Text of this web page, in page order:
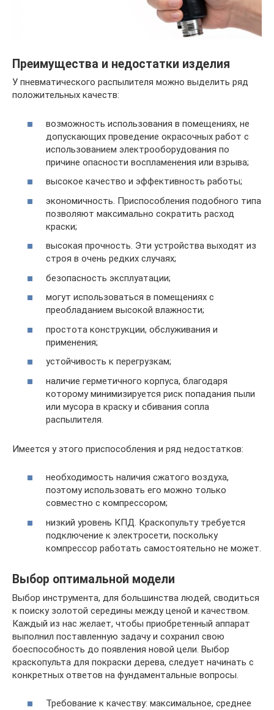
Преимущества и недостатки изделия
У пневматического распылителя можно выделить ряд
положительных качеств:
возможность использования в помещениях, не
допускающих проведение окрасочных работ с
использованием электрооборудования по
причине опасности воспламенения или взрыва;
высокое качество и эффективность работы;
экономичность. Приспособления подобного типа
позволяют максимально сократить расход
краски;
высокая прочность. Эти устройства выходят из
строя в очень редких случаях;
безопасность эксплуатации;
могут использоваться в помещениях с
преобладанием высокой влажности;
простота конструкции, обслуживания и
применения;
устойчивость к перегрузкам;
наличие герметичного корпуса, благодаря
которому минимизируется риск попадания пыли
или мусора в краску и сбивания сопла
распылителя.
Имеется у этого приспособления и ряд недостатков:
необходимость наличия сжатого воздуха,
поэтому использовать его можно только
совместно с компрессором;
низкий уровень КПД. Краскопульту требуется
подключение к электросети, поскольку
компрессор работать самостоятельно не может.
Выбор оптимальной модели
Выбор инструмента, для большинства людей, сводиться
к поиску золотой середины между ценой и качеством.
Каждый из нас желает, чтобы приобретенный аппарат
выполнил поставленную задачу и сохранил свою
боеспособность до появления новой цели. Выбор
краскопульта для покраски дерева, следует начинать с
конкретных ответов на фундаментальные вопросы.
Требование к качеству: максимальное, среднее